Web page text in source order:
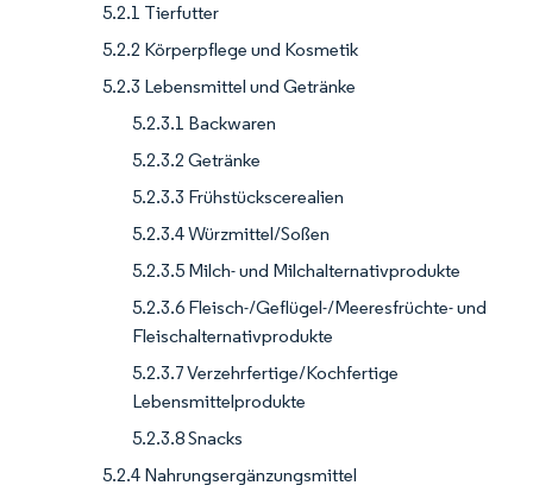
5.2.1 Tierfutter
5.2.2 Körperpflege und Kosmetik
5.2.3 Lebensmittel und Getränke
5.2.3.1 Backwaren
5.2.3.2 Getränke
5.2.3.3 Frühstückscerealien
5.2.3.4 Würzmittel/Soßen
5.2.3.5 Milch- und Milchalternativprodukte
5.2.3.6 Fleisch-/Geflügel-/Meeresfrüchte- und
Fleischalternativprodukte
5.2.3.7 Verzehrfertige/Kochfertige
Lebensmittelprodukte
5.2.3.8 Snacks
5.2.4 Nahrungsergänzungsmittel